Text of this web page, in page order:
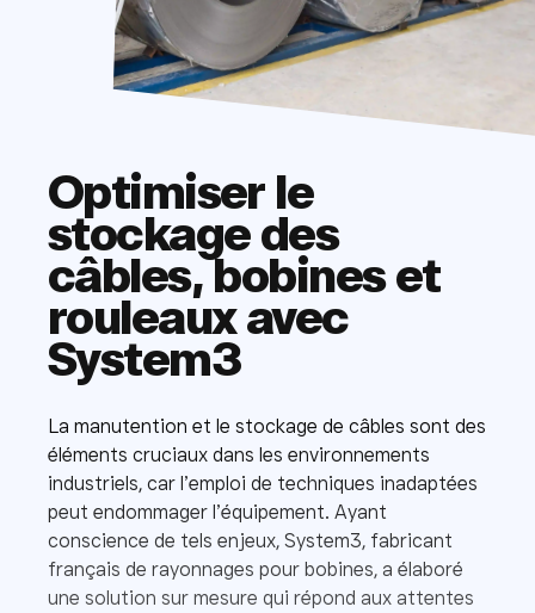
Optimiser le
stockage des
câbles, bobines et
rouleaux avec
System3
La manutention et le stockage de câbles sont des
éléments cruciaux dans les environnements
industriels, car l’emploi de techniques inadaptées
peut endommager l’équipement. Ayant
conscience de tels enjeux, System3, fabricant
français de rayonnages pour bobines, a élaboré
une solution sur mesure qui répond aux attentes